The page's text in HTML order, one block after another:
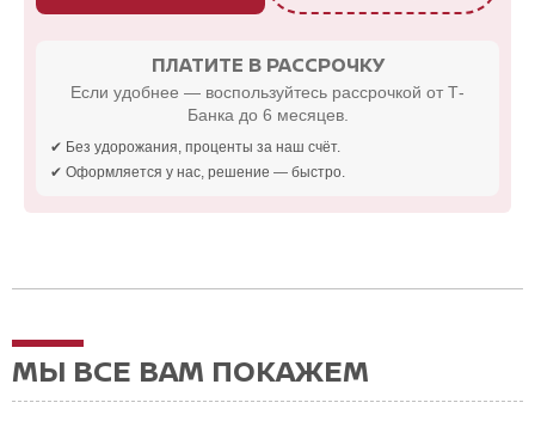
ПЛАТИТЕ В РАССРОЧКУ
Если удобнее — воспользуйтесь рассрочкой от Т-
Банка до 6 месяцев.
✔ Без удорожания, проценты за наш счёт.
✔ Оформляется у нас, решение — быстро.
МЫ ВСЕ ВАМ ПОКАЖЕМ